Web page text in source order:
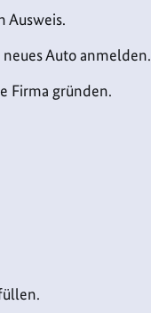
Ausweis.
Auto anmelden.
Firma gründen.